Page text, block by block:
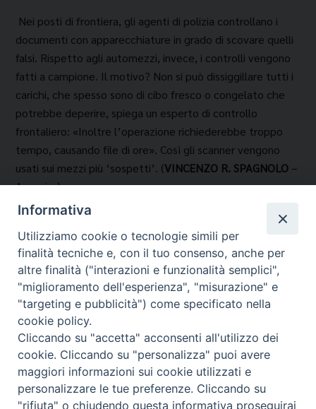
Nei posti di fron­tiera, gli agenti di polizia controllano i
documenti con apparecchiature in grado di scovare quelli
fal­si. Rispetto agli automezzi, invece, i controlli ven­gono
fatti a campione. Il motivo? Non si può dis­siggillare tutti i
carichi, che spesso sono di cibo fresco o congelato che
potrebbe deperire, spiega un esperto di controllo
frontaliero: «Inoltre l’ope­razione richiederebbe troppo
tempo, causando fi­le di ore». Così gli scanner vengono
usati sui mezzi più ‘sospetti’. (VINCENZO R. SPAGNOLO –
Avvenire)
Migrantes Online
Fondazione Migrantes © 2026 WebSeed
Informativa
Utilizziamo cookie o tecnologie simili per
finalità tecniche e, con il tuo consenso, anche per
altre finalità ("interazioni e funzionalità semplici",
"miglioramento dell'esperienza", "misurazione" e
"targeting e pubblicità") come specificato nella
cookie policy.
Cliccando su "accetta" acconsenti all'utilizzo dei
cookie. Cliccando su "personalizza" puoi avere
maggiori informazioni sui cookie utilizzati e
personalizzare le tue preferenze. Cliccando su
"rifiuta" o chiudendo questa informativa proseguirai